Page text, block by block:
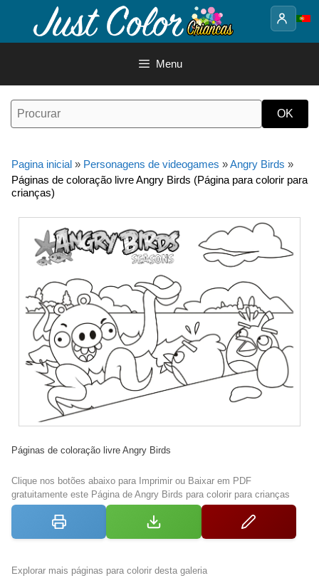
o
Menu
Pagina inicial » Personagens de videogames »Angry Birds »
Páginas de coloração livre Angry Birds (Página para colorir para
crianças)
Páginas de coloração livre Angry Birds
Clique nos botões abaixo para Imprimir ou Baixar em PDF
gratuitamente este Página de Angry Birds para colorir para crianças
Explorar mais páginas para colorir desta galeria